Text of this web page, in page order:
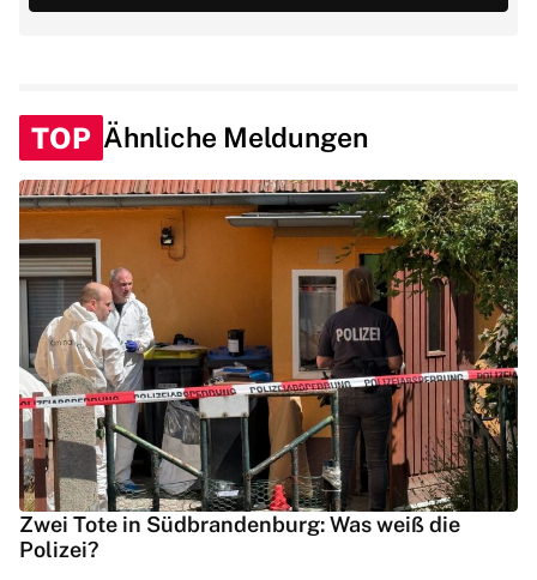
TOP Ähnliche Meldungen
Zwei Tote in Südbrandenburg: Was weiß die
Polizei?